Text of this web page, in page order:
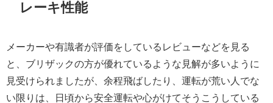
レーキ性能
メーカーや有識者が評価をしているレビューなどを見る
と、ブリザックの方が優れているような見解が多いように
見受けられましたが、余程飛ばしたり、運転が荒い人でな
い限りは、日頃から安全運転や心がけてそうこうしている